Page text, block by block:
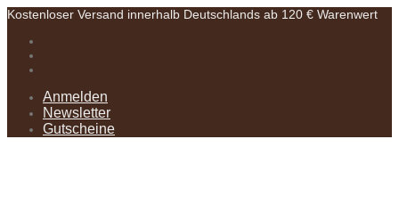
Kostenloser Versand innerhalb Deutschlands ab 120 € Warenwert
Anmelden
Newsletter
Gutscheine